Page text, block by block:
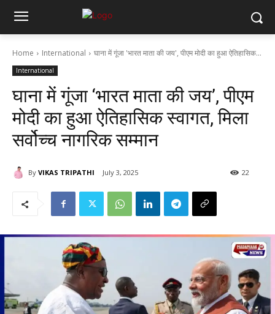
Home International घाना में गूंजा 'भारत माता की जय', पीएम मोदी का हुआ ऐतिहासिक...
International
घाना में गूंजा ‘भारत माता की जय’, पीएम
मोदी का हुआ ऐतिहासिक स्वागत, मिला
सर्वोच्च नागरिक सम्मान
By VIKAS TRIPATHI July 3, 2025 22